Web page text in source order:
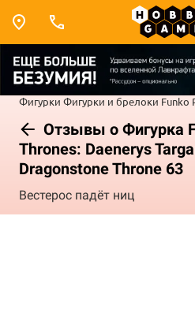
Фигурки Фигурки и брелоки Funko
Отзывы о Фигурка
Thrones: Daenerys
Dragonstone Throne 63
Вестерос падёт ниц